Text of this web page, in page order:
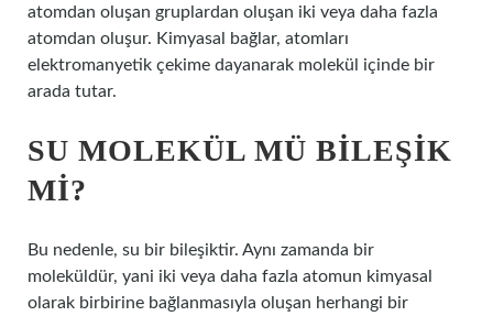
atomdan oluşan gruplardan oluşan iki veya daha fazla
atomdan oluşur. Kimyasal bağlar, atomları
elektromanyetik çekime dayanarak molekül içinde bir
arada tutar.
SU MOLEKÜL MÜ BILEŞIK
MI?
Bu nedenle, su bir bileşiktir. Aynı zamanda bir
moleküldür, yani iki veya daha fazla atomun kimyasal
olarak birbirine bağlanmasıyla oluşan herhangi bir